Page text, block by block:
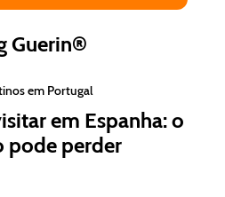
Guerin®
em Portugal
em Espanha: o
pode perder